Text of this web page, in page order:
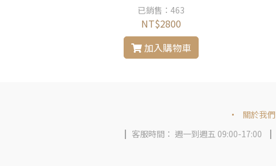
已銷售：463
NT$2800
加入購物車
關於我們
客服時間： 週一到週五 09:00-17:00